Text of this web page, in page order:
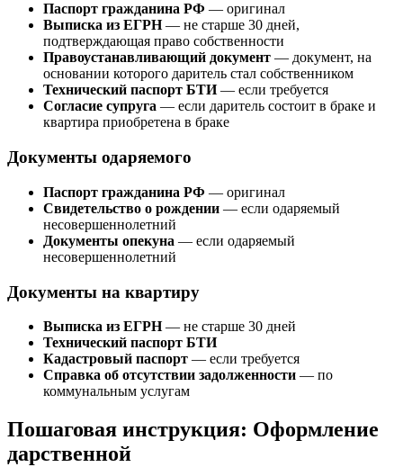
Паспорт гражданина РФ — оригинал
Выписка из ЕГРН— не старше 30 дней,
подтверждающая право собственности
Правоустанавливающий документ — документ, на
основании которого даритель стал собственником
Технический паспорт БТИ— если требуется
Согласие супруга — если даритель состоит в браке и
квартира приобретена в браке
Документы одаряемого
Паспорт гражданина РФ — оригинал
Свидетельство о рождении — если одаряемый
несовершеннолетний
Документы опекуна — если одаряемый
несовершеннолетний
Документы на квартиру
Выписка из ЕГРН— не старше 30 дней
Технический паспорт БТИ
Кадастровый паспорт — если требуется
Справка об отсутствии задолженности — по
коммунальным услугам
Пошаговая инструкция: Оформление
дарственной